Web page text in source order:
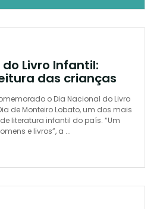
Livro Infantil:
das crianças
o Dia Nacional do Livro
de Monteiro Lobato, um dos mais
literatura infantil do país. “Um
e livros”, a ...